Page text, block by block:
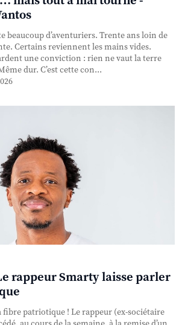
beaucoup d’aventuriers. Trente ans loin de
Certains reviennent les mains vides.
une conviction : rien ne vaut la terre
dur. C’est cette con...
rappeur Smarty laisse parler
fibre patriotique ! Le rappeur (ex-sociétaire